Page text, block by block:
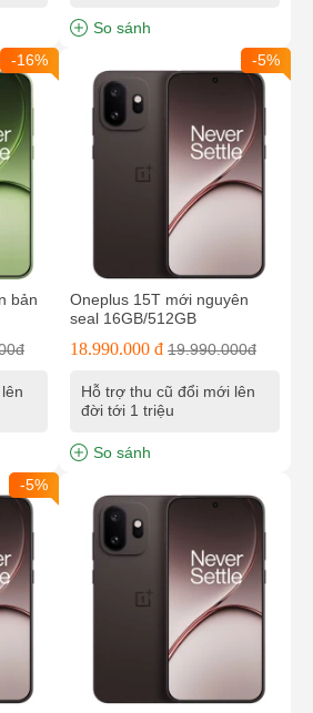
So sánh
-16%
bản
-5%
Oneplus 15T mới nguyên
seal 16GB/512GB
18.990.000 đ 19.990.000đ
Hỗ trợ thu cũ đổi mới lên
đời tới 1 triệu
So sánh
-5%